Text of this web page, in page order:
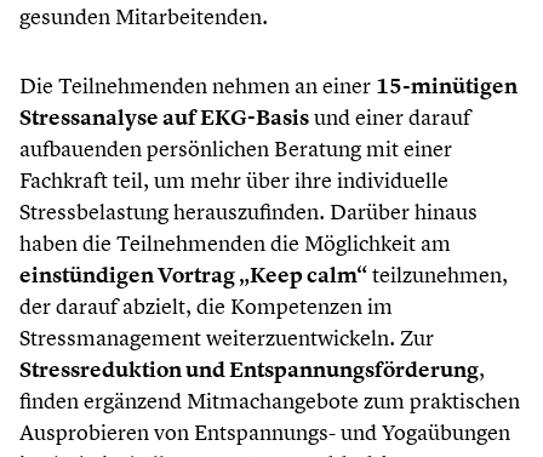
gesunden Mitarbeitenden.
Die Teilnehmenden nehmen an einer 15-minütigen
Stressanalyse auf EKG-Basisund einer darauf
aufbauenden persönlichen Beratung mit einer
Fachkraft teil, um mehr über ihre individuelle
Stressbelastung herauszufinden. Darüber hinaus
haben die Teilnehmenden die Möglichkeit am
einstündigen Vortrag „Keep calm“teilzunehmen,
der darauf abzielt, die Kompetenzen im
Stressmanagement weiterzuentwickeln. Zur
Stressreduktion und Entspannungsförderung,
finden ergänzend Mitmachangebote zum praktischen
Ausprobieren von Entspannungs- und Yogaübungen